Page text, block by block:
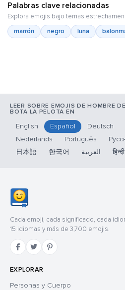
Palabras clave relacionadas
Explora emojis bajo temas
marrón
negro luna
LEER SOBRE EMOJIS DE HOMBRE
BOTA LA PELOTA EN
English Español Deutsch
Nederlands
Português
日本語
한국어 العربية हिन्दी
Cada emoji, cada significado, cada
15 idiomas y más de 3,700 emojis.
EXPLORAR
Personas y Cuerpo